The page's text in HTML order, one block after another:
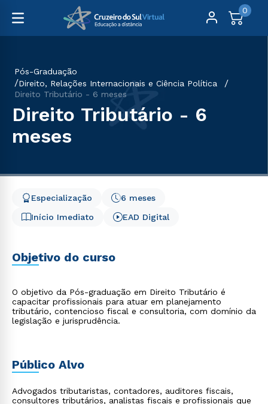
0
Pós-Graduação
Direito, Relações Internacionais e Ciência Política
Direito Tributário - 6 meses
Direito Tributário - 6
meses
Início Imediato
6 meses
Especialização
EAD Digital
Objetivo do curso
O objetivo da Pós-graduação em Direito Tributário é
capacitar profissionais para atuar em planejamento
tributário, contencioso fiscal e consultoria, com domínio da
legislação e jurisprudência.
Público Alvo
Advogados tributaristas, contadores, auditores fiscais,
consultores tributários, analistas fiscais e profissionais que